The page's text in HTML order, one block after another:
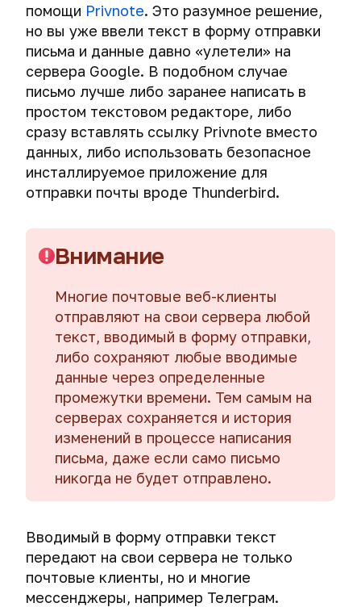
криптоконтейнеров
Способы
криптоконтейнеров
и
защита
от
них
Tor
через
файлы-
приманки
получают
привязанный
к
Telegram
мобильный
номер
владельцев
через
P2P-
соединения
деанонимизируют
оппозиционеров
наркоторговцев
Telegram
Деанонимизируем
Получение
IP-
адреса
собеседника.
открытие
коротких
ссылок
Атака
drive-
by
download,
или
Тайная
проверить,
не
ли
вашу
личность
Как
удалить
свои
персональные
данные,
в
сеть
примеры
использования
криминалистического
фото
и
видео
DuckDuckGo
форензика,
или
Компьютерная
антикриминалистика.
Тайная
угроза,
или
Файлы
мессенджеров.
Сокрытие
данных
на
изображениях
Просмотр,
изменение
и
удаление
метаданных
изображений
VPN
VPN
–
фундамент
вашей
анонимности
и
безопасности
в
VPN-
Double,
Triple
Quadro
VPN.
Выбираем
протокол
VPN.
Сравнение
OpenVPN,
и
IPsec
IKEv2.
Выбираем
СМС
Проблемы
безопасности
СМС
Самоуничтожающиеся
СМС.
не
читают
ли
СМС
третьи
лица.
Отправка
анонимных
СМС
Смартфоны
Мобильный
гаджет
безопасность.
выбор?
Экстренное
уничтожение
данных
файла-
ключа
на
карте
Электромагнитные
комплексы
уничтожения
данных
жестких
Экстренное
уничтожение
Как
обманывают
криминалистов.
для
сотрудничества
авторами
Правовое
соглашение
помощи Privnote. Это разумное решение,
но вы уже ввели текст в форму отправки
письма и данные давно «улетели» на
сервера Google. В подобном случае
письмо лучше либо заранее написать в
простом текстовом редакторе, либо
сразу вставлять ссылку Privnote вместо
данных, либо использовать безопасное
инсталлируемое приложение для
отправки почты вроде Thunderbird.
Внимание
Многие почтовые веб-клиенты
отправляют на свои сервера любой
текст, вводимый в форму отправки,
либо сохраняют любые вводимые
данные через определенные
промежутки времени. Тем самым на
серверах сохраняется и история
изменений в процессе написания
письма, даже если само письмо
никогда не будет отправлено.
Вводимый в форму отправки текст
передают на свои сервера не только
почтовые клиенты, но и многие
мессенджеры, например Телеграм.